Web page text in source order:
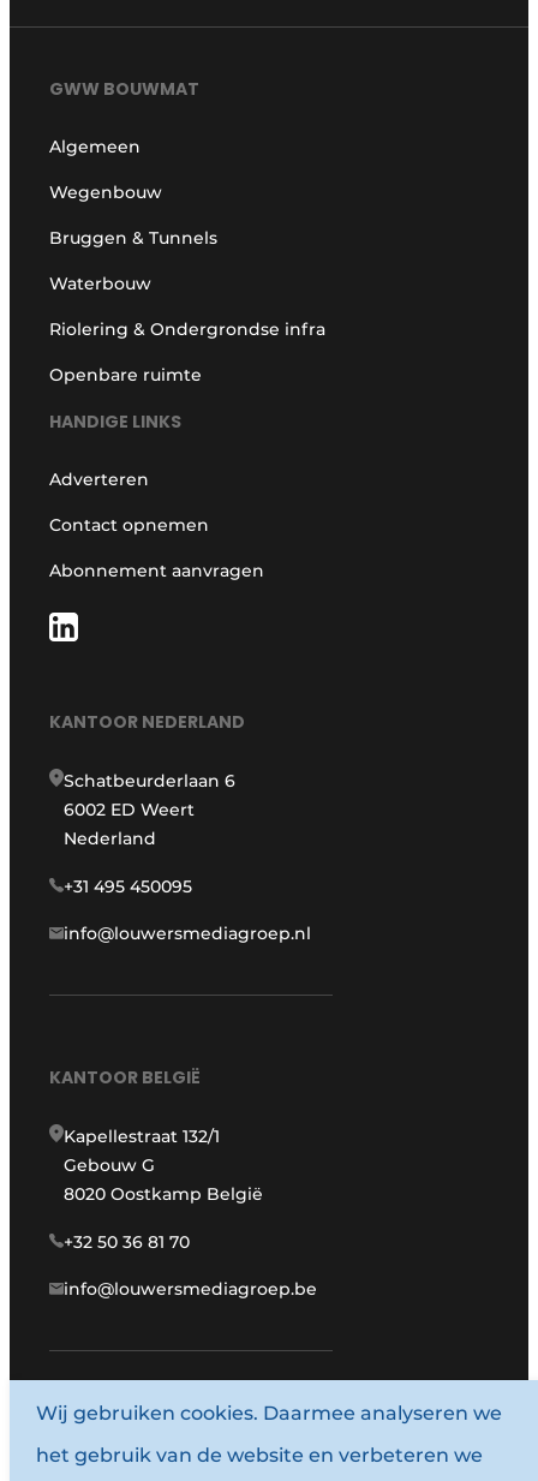
GWW BOUWMAT
Algemeen
Wegenbouw
Bruggen & Tunnels
Waterbouw
Riolering & Ondergrondse infra
Openbare ruimte
HANDIGE LINKS
Adverteren
Contact opnemen
Abonnement aanvragen
KANTOOR NEDERLAND
Schatbeurderlaan 6
6002 ED Weert
Nederland
+31 495 450095
info@louwersmediagroep.nl
KANTOOR BELGIË
Kapellestraat 132/1
Gebouw G
8020 Oostkamp België
+32 50 36 81 70
info@louwersmediagroep.be
www.louwersmediagroep.com
© 1987 - 2026 Louwersmediagroep.
Wij gebruiken cookies. Daarmee analyseren we
het gebruik van de website en verbeteren we